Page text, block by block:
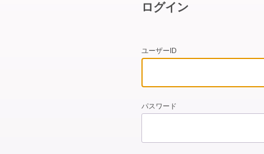
ログイン
ユーザーID
パスワード